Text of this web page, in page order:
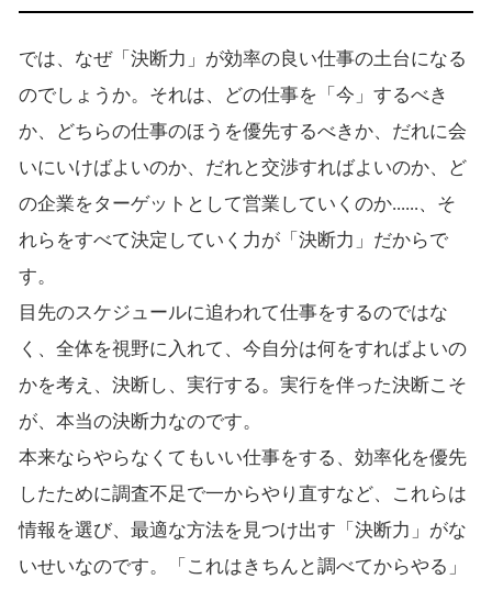
では、なぜ「決断力」が効率の良い仕事の土台になる
のでしょうか。それは、どの仕事を「今」するべき
か、どちらの仕事のほうを優先するべきか、だれに会
いにいけばよいのか、だれと交渉すればよいのか、ど
の企業をターゲットとして営業していくのか......、そ
れらをすべて決定していく力が「決断力」だからで
す。
目先のスケジュールに追われて仕事をするのではな
く、全体を視野に入れて、今自分は何をすればよいの
かを考え、決断し、実行する。実行を伴った決断こそ
が、本当の決断力なのです。
本来ならやらなくてもいい仕事をする、効率化を優先
したために調査不足で一からやり直すなど、これらは
情報を選び、最適な方法を見つけ出す「決断力」がな
いせいなのです。「これはきちんと調べてからやる」